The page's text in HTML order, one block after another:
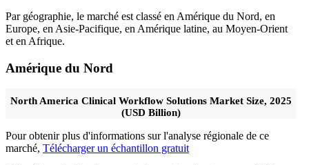
Par géographie, le marché est classé en Amérique du Nord, en
Europe, en Asie-Pacifique, en Amérique latine, au Moyen-Orient
et en Afrique.
Amérique du Nord
North America Clinical Workflow Solutions Market Size, 2025
(USD Billion)
Pour obtenir plus d'informations sur l'analyse régionale de ce
marché, Télécharger un échantillon gratuit